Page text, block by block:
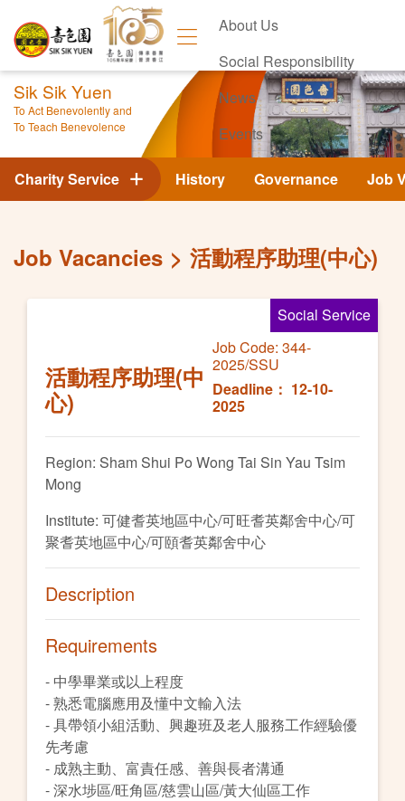
About Us
Social Responsibility
News
Events
Contact Us
Sik Sik Yuen
To Act Benevolently and
To Teach Benevolence
History Governance Job
Charity Service
Job Vacancies 活動程序助理(中心)
Social Service
活動程序助理(中
心)
Job Code: 344-
2025/SSU
Deadline： 12-10-
2025
Region: Sham Shui Po Wong Tai Sin Yau Tsim
Mong
Institute: 可健耆英地區中心/可旺耆英鄰舍中心/可
聚耆英地區中心/可頤耆英鄰舍中心
Description
Requirements
- 中學畢業或以上程度
- 熟悉電腦應用及懂中文輸入法
- 具帶領小組活動、興趣班及老人服務工作經驗優
先考慮
- 成熟主動、富責任感、善與長者溝通
- 深水埗區/旺角區/慈雲山區/黃大仙區工作